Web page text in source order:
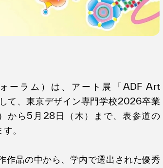
ーラム）は、アート展「ADF Art
、東京デザイン専門学校2026卒業
から5月28日（木）まで、表参道の
。
品の中から、学内で選出された優秀